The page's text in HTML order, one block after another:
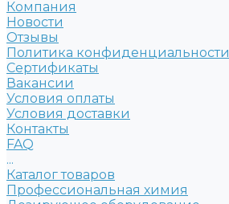
Компания
Новости
Отзывы
Политика конфиденциальности
Сертификаты
Вакансии
Условия оплаты
Условия доставки
Контакты
FAQ
...
Каталог товаров
Профессиональная химия